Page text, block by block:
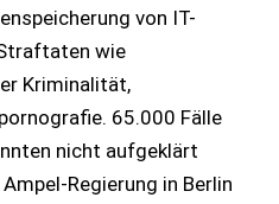
von IT-
wie
Kriminalität,
65.000 Fälle
nicht aufgeklärt
Regierung in Berlin